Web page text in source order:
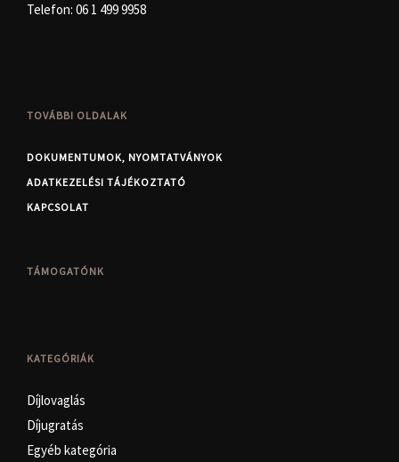
Telefon: 06 1 499 9958
TOVÁBBI OLDALAK
DOKUMENTUMOK, NYOMTATVÁNYOK
ADATKEZELÉSI TÁJÉKOZTATÓ
KAPCSOLAT
TÁMOGATÓNK
KATEGÓRIÁK
Díjlovaglás
Díjugratás
Egyéb kategória